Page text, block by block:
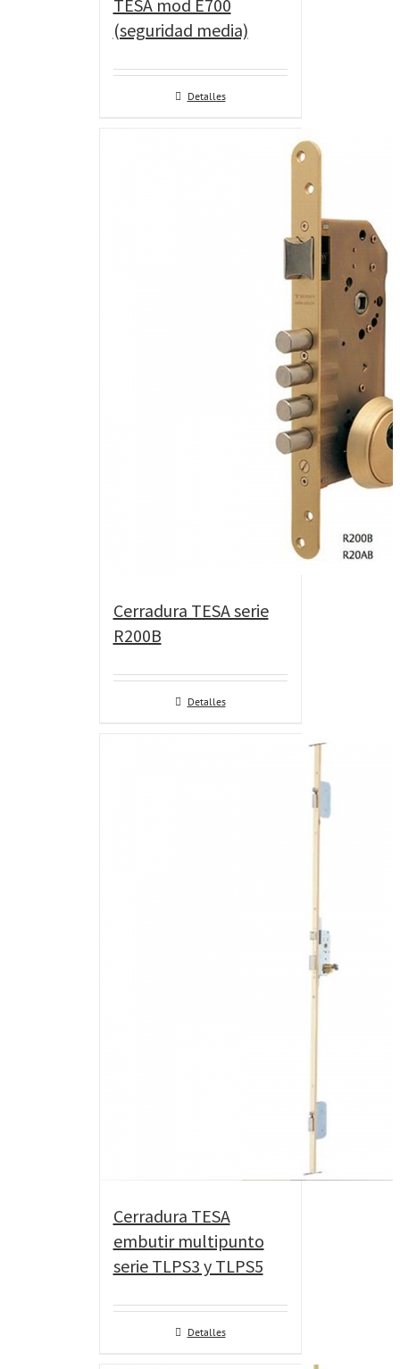
TESA mod E700
(seguridad media)
Detalles
Cerradura TESA serie
R200B
Detalles
Cerradura TESA
embutir multipunto
serie TLPS3 y TLPS5
Detalles